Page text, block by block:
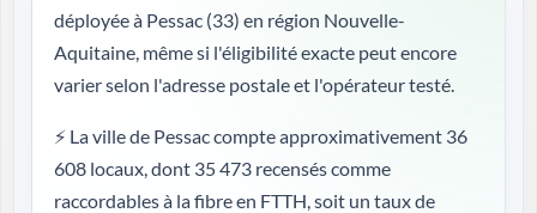
déployée à Pessac (33) en région Nouvelle-
Aquitaine, même si l'éligibilité exacte peut encore
varier selon l'adresse postale et l'opérateur testé.
⚡ La ville de Pessac compte approximativement 36
608 locaux, dont 35 473 recensés comme
raccordables à la fibre en FTTH, soit un taux de